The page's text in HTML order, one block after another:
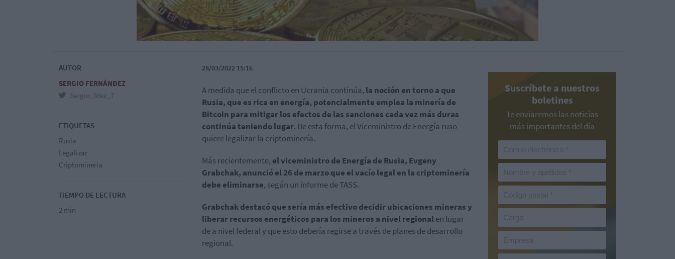
AUTOR
SERGIO FERNÁNDEZ
Sergio_fdez_7
ETIQUETAS
Rusia
Legalizar
Criptomineria
TIEMPO DE LECTURA
2 min
28/03/2022 15:16
A medida que el conflicto en Ucrania continúa, la noción en torno a que
Rusia, que es rica en energía, potencialmente emplea la minería de
Bitcoin para mitigar los efectos de las sanciones cada vez más duras
continúa teniendo lugar. De esta forma, el Viceministro de Energía ruso
quiere legalizar la criptominería.
Más recientemente, el viceministro de Energía de Rusia, Evgeny
Grabchak, anunció el 26 de marzo que el vacío legal en la criptominería
debe eliminarse, según un informe de TASS.
Grabchak destacó que sería más efectivo decidir ubicaciones mineras y
liberar recursos energéticos para los mineros a nivel regionalen lugar
de a nivel federal y que esto debería regirse a través de planes de desarrollo
regional.
Suscríbete a nuestros
boletines
Te enviaremos las noticias
más importantes del día